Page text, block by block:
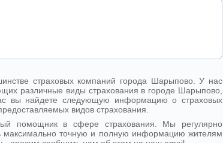
страховых компаний города Шарыпово. У нас
различные виды страхования в городе Шарыпово,
вы найдете следующую информацию о страховых
видов страхования.
помощник в сфере страхования. Мы регулярно
точную и полную информацию жителям